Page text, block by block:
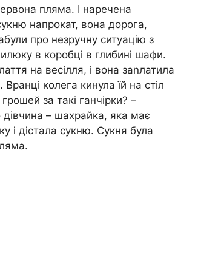
пляма. І наречена
напрокат, вона дорога,
про незручну ситуацію з
в коробці в глибині шафи.
на весілля, і вона заnлатила
колега кинула їй на стіл
за такі ганчірки? –
дівчина – шахрайка, яка має
і дістала сукню. Сукня була